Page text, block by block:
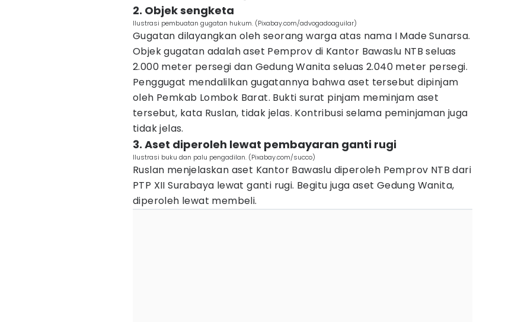
2. Objek sengketa
Ilustrasi pembuatan gugatan hukum. (Pixabay.com/advogadoaguilar)
Gugatan dilayangkan oleh seorang warga atas nama I Made Sunarsa.
Objek gugatan adalah aset Pemprov di Kantor Bawaslu NTB seluas
2.000 meter persegi dan Gedung Wanita seluas 2.040 meter persegi.
Penggugat mendalilkan gugatannya bahwa aset tersebut dipinjam
oleh Pemkab Lombok Barat. Bukti surat pinjam meminjam aset
tersebut, kata Ruslan, tidak jelas. Kontribusi selama peminjaman juga
tidak jelas.
3. Aset diperoleh lewat pembayaran ganti rugi
Ilustrasi buku dan palu pengadilan. (Pixabay.com/succo)
Ruslan menjelaskan aset Kantor Bawaslu diperoleh Pemprov NTB dari
PTP XII Surabaya lewat ganti rugi. Begitu juga aset Gedung Wanita,
diperoleh lewat membeli.